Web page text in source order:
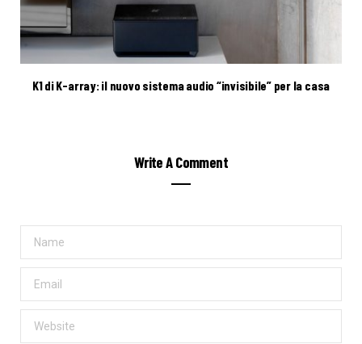
K1 di K-array: il nuovo sistema audio “invisibile” per la casa
Write A Comment